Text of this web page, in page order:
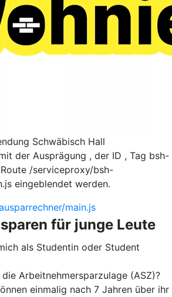
Schwäbisch Hall
der Ausprägung , der ID , Tag bsh-
/serviceproxy/bsh-
eingeblendet werden.
main.js
für junge Leute
als Studentin oder Student
Arbeitnehmersparzulage (ASZ)?
einmalig nach 7 Jahren über ihr